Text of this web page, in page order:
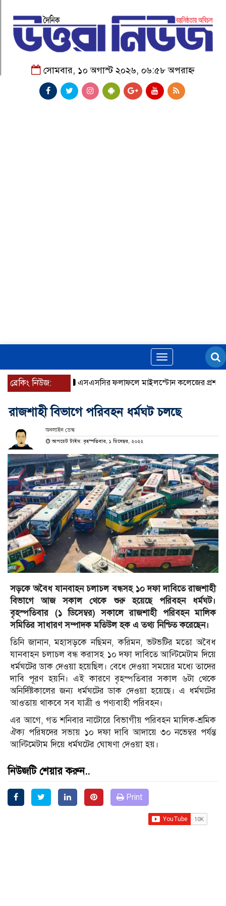
সোমবার, ১০ অগাস্ট ২০২৬, ০৬:৫৮ অপরাহ্ন
Toggle
navigation
ব্রেকিং নিউজ: এসএসসির ফলাফলে মাইলস্টোন কলেজের প্রশংসনীয়
রাজশাহী বিভাগে পরিবহন ধর্মঘট চলছে
অনলাইন ডেস্ক
আপডেট টাইম: বৃহস্পতিবার, ১ ডিসেম্বর, ২০২২
সড়কে অবৈধ যানবাহন চলাচল বন্ধসহ ১০ দফা দাবিতে রাজশাহী
বিভাগে আজ সকাল থেকে শুরু হয়েছে পরিবহন ধর্মঘট।
বৃহস্পতিবার (১ ডিসেম্বর) সকালে রাজশাহী পরিবহন মালিক
সমিতির সাধারণ সম্পাদক মতিউল হক এ তথ্য নিশ্চিত করেছেন।
তিনি জানান, মহাসড়কে নছিমন, করিমন, ভটভটির মতো অবৈধ
যানবাহন চলাচল বন্ধ করাসহ ১০ দফা দাবিতে আল্টিমেটাম দিয়ে
ধর্মঘটের ডাক দেওয়া হয়েছিল। বেধে দেওয়া সময়ের মধ্যে তাদের
দাবি পূরণ হয়নি। এই কারণে বৃহস্পতিবার সকাল ৬টা থেকে
অনির্দিষ্টকালের জন্য ধর্মঘটের ডাক দেওয়া হয়েছে। এ ধর্মঘটের
আওতায় থাকবে সব যাত্রী ও পণ্যবাহী পরিবহন।
এর আগে, গত শনিবার নাটোরে বিভাগীয় পরিবহন মালিক-শ্রমিক
ঐক্য পরিষদের সভায় ১০ দফা দাবি আদায়ে ৩০ নভেম্বর পর্যন্ত
আল্টিমেটাম দিয়ে ধর্মঘটের ঘোষণা দেওয়া হয়।
নিউজটি শেয়ার করুন..
Print